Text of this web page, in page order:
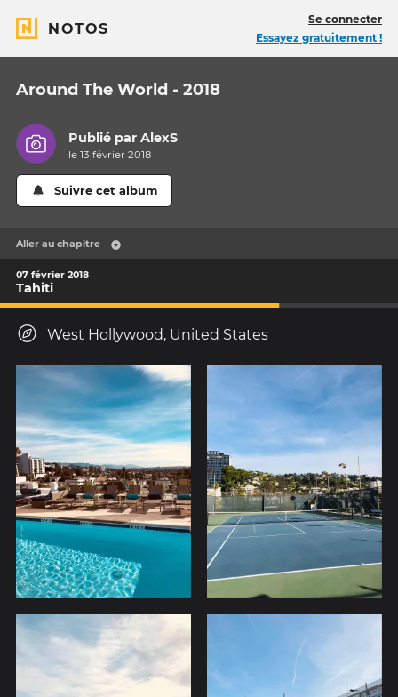
NOTOS
Se connecter
Essayez gratuitement !
Around The World - 2018
Publié parAlexS
le 13 février 2018
Suivre cet album
Aller au chapitre
07 février 2018
Tahiti
West Hollywood, United States